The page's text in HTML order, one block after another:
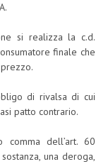
si realizza la c.d.
finale che
di rivalsa di cui
patto contrario.
comma dell’art. 60
una deroga,